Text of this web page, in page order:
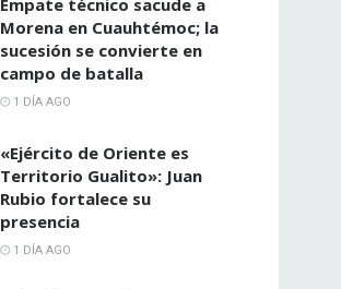
Morena en Cuauhtémoc; la
sucesión se convierte en
campo de batalla
1 DÍA AGO
«Ejército de Oriente es
Territorio Gualito»: Juan
Rubio fortalece su
presencia
1 DÍA AGO